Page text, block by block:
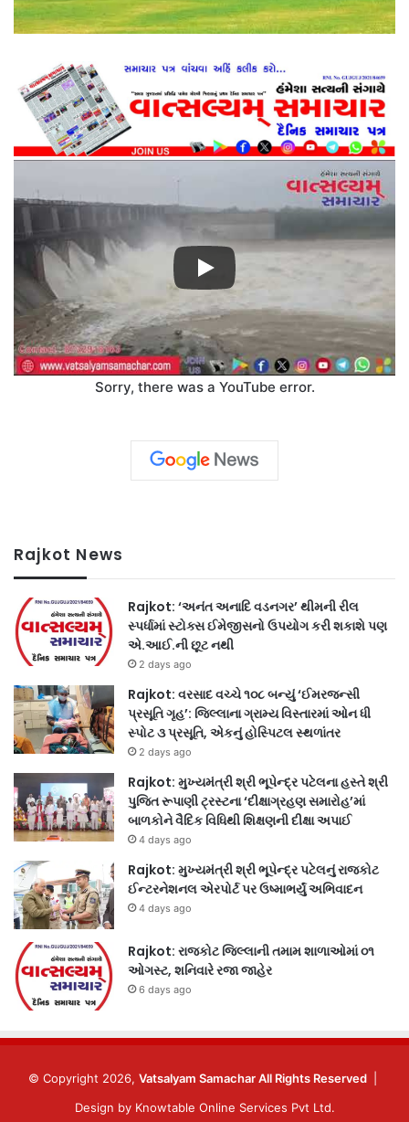
Sorry, there was a YouTube error.
Rajkot News
Rajkot: ‘અનંત અનાદિ વડનગર’ થીમની રીલ
સ્પર્ધામાં સ્ટોક્સ ઈમેજીસનો ઉપયોગ કરી શકાશે પણ
એ.આઈ.ની છૂટ નથી
2 days ago
Rajkot: વરસાદ વચ્ચે ૧૦૮ બન્યું ‘ઈમરજન્સી
પ્રસૂતિ ગૃહ’: જિલ્લાના ગ્રામ્ય વિસ્તારમાં ઓન ધી
સ્પોટ ૩ પ્રસૂતિ, એકનું હોસ્પિટલ સ્થળાંતર
2 days ago
Rajkot: મુખ્યમંત્રી શ્રી ભૂપેન્દ્ર પટેલના હસ્તે શ્રી
પુજિત રૂપાણી ટ્રસ્ટના ‘દીક્ષાગ્રહણ સમારોહ’માં
બાળકોને વૈદિક વિધિથી શિક્ષણની દીક્ષા અપાઈ
4 days ago
Rajkot: મુખ્યમંત્રી શ્રી ભૂપેન્દ્ર પટેલનું રાજકોટ
ઈન્ટરનેશનલ એરપોર્ટ પર ઉષ્માભર્યું અભિવાદન
4 days ago
Rajkot: રાજકોટ જિલ્લાની તમામ શાળાઓમાં ૦૧
ઓગસ્ટ, શનિવારે રજા જાહેર
6 days ago
© Copyright 2026, Vatsalyam Samachar All Rights Reserved
Design by Knowtable Online Services Pvt Ltd.